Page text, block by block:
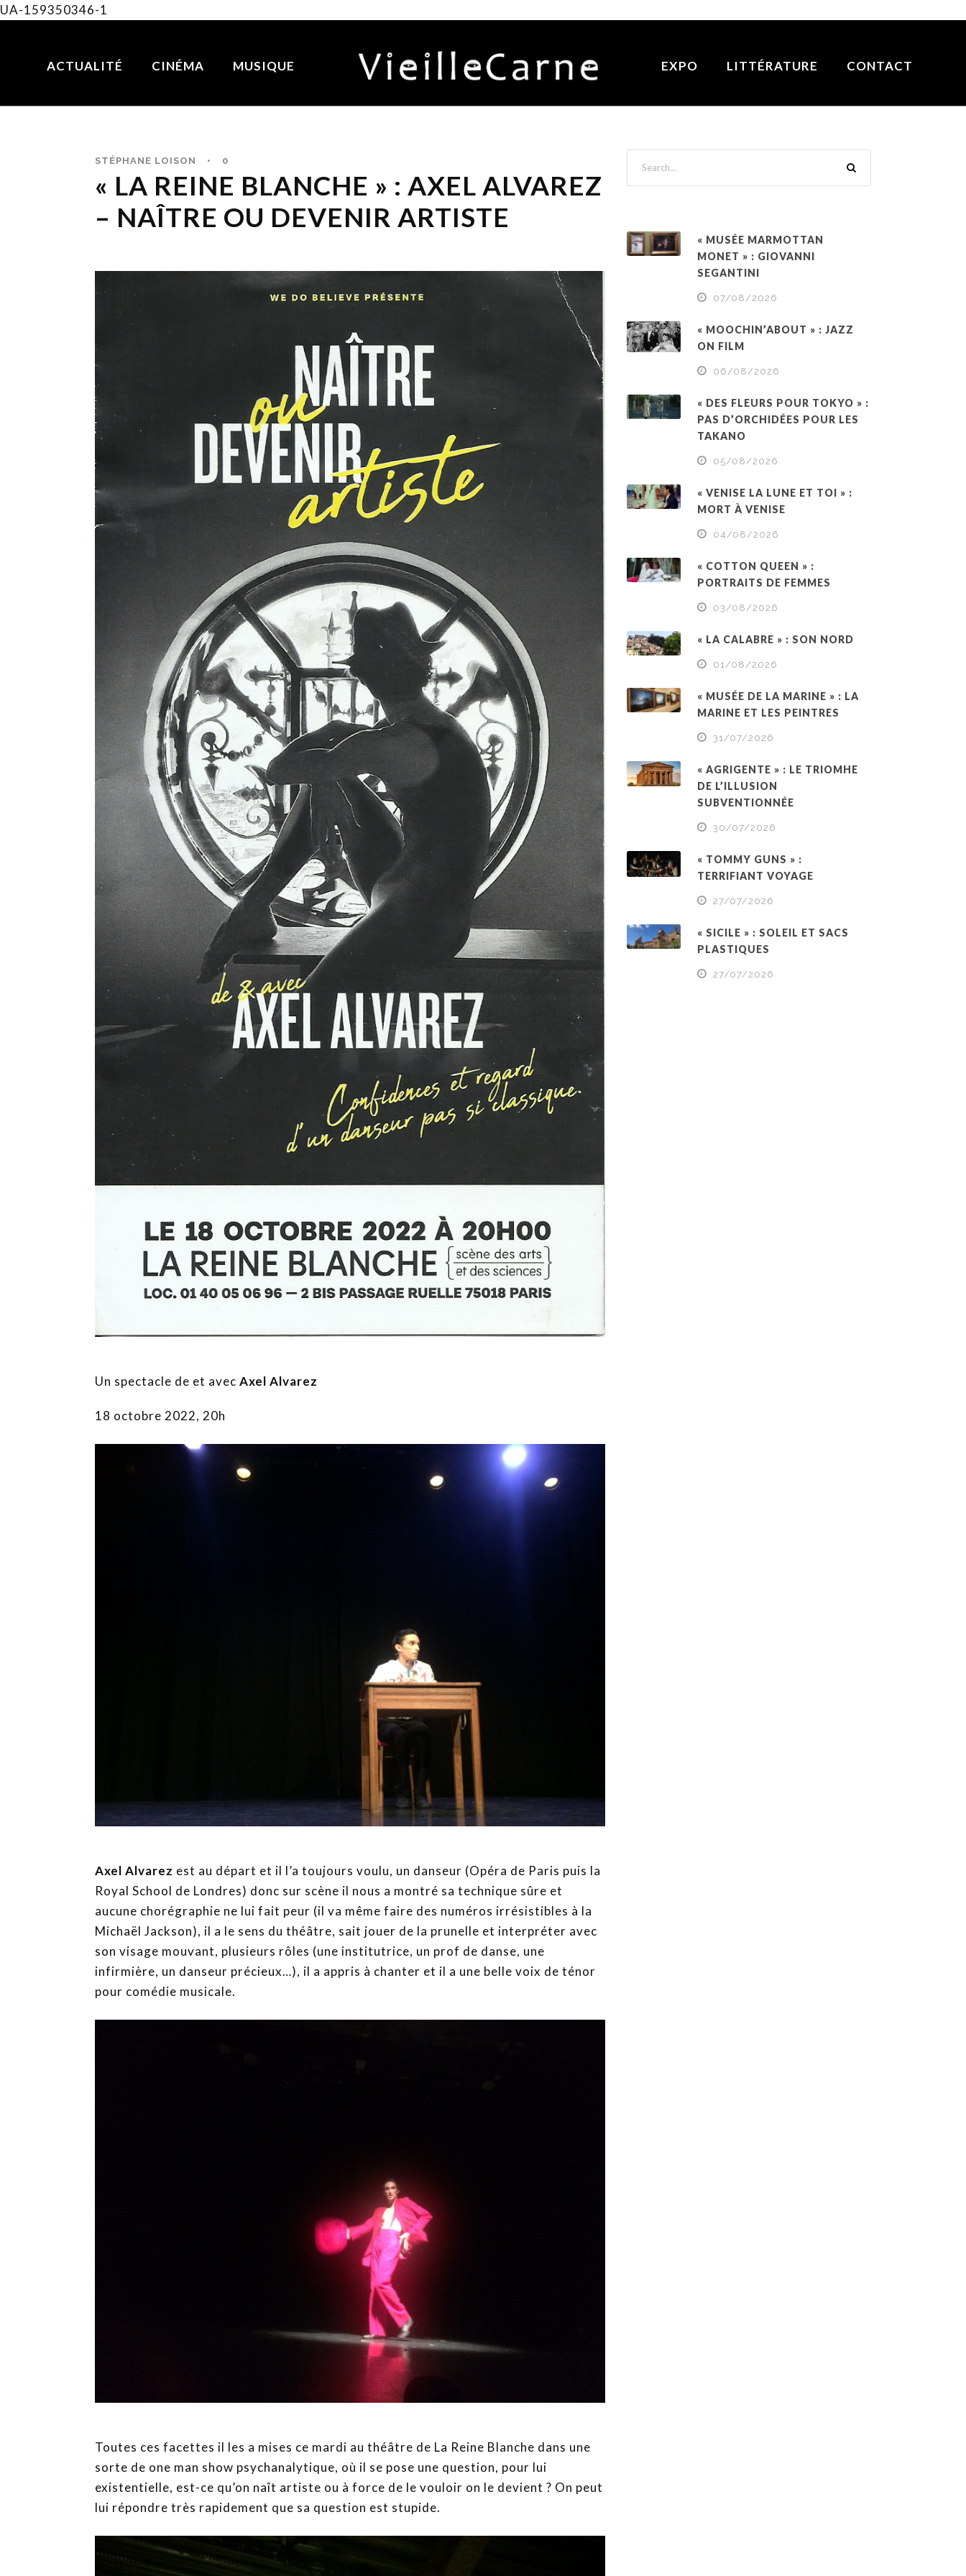
UA-159350346-1
ACTUALITÉ CINÉMA MUSIQUE EXPO LITTÉRATURE CONTACT
STÉPHANE LOISON • 0
« LA REINE BLANCHE » : AXEL ALVAREZ
– NAÎTRE OU DEVENIR ARTISTE
Un spectacle de et avec Axel Alvarez
18 octobre 2022, 20h
Axel Alvarez est au départ et il l’a toujours voulu, un danseur (Opéra de Paris puis la
Royal School de Londres) donc sur scène il nous a montré sa technique sûre et
aucune chorégraphie ne lui fait peur (il va même faire des numéros irrésistibles à la
Michaël Jackson), il a le sens du théâtre, sait jouer de la prunelle et interpréter avec
son visage mouvant, plusieurs rôles (une institutrice, un prof de danse, une
infirmière, un danseur précieux…), il a appris à chanter et il a une belle voix de ténor
pour comédie musicale.
Toutes ces facettes il les a mises ce mardi au théâtre de La Reine Blanche dans une
sorte de one man show psychanalytique, où il se pose une question, pour lui
existentielle, est-ce qu’on naît artiste ou à force de le vouloir on le devient ? On peut
lui répondre très rapidement que sa question est stupide.
« MUSÉE MARMOTTAN
MONET » : GIOVANNI
SEGANTINI
07/08/2026
« MOOCHIN’ABOUT » : JAZZ
ON FILM
06/08/2026
« DES FLEURS POUR TOKYO » :
PAS D’ORCHIDÉES POUR LES
TAKANO
05/08/2026
« VENISE LA LUNE ET TOI » :
MORT À VENISE
04/08/2026
« COTTON QUEEN » :
PORTRAITS DE FEMMES
03/08/2026
« LA CALABRE » : SON NORD
01/08/2026
« MUSÉE DE LA MARINE » : LA
MARINE ET LES PEINTRES
31/07/2026
« AGRIGENTE » : LE TRIOMHE
DE L’ILLUSION
SUBVENTIONNÉE
30/07/2026
« TOMMY GUNS » :
TERRIFIANT VOYAGE
27/07/2026
« SICILE » : SOLEIL ET SACS
PLASTIQUES
27/07/2026